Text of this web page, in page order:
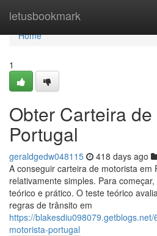
letusbookmark
Home
Home
1
Obter Carteira
Portugal
geraldgedw048115 418 days ago
A conseguir carteira de motorista em
relativamente simples. Para
teórico e prático. O teste teórico
regras de trânsito em
https://
motorista-portugal